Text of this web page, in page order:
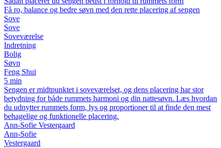
Få ro, balance og bedre søvn med den rette placering af sengen
Sove
Sove
Soveværelse
Indretning
Bolig
Søvn
Feng Shui
5 min
Sengen er midtpunktet i soveværelset, og dens placering har stor
betydning for både rummets harmoni og din nattesøvn. Læs hvordan
du udnytter rummets form, lys og proportioner til at finde den mest
behagelige og funktionelle placering.
Ann-Sofie Vestergaard
Ann-Sofie
Vestergaard